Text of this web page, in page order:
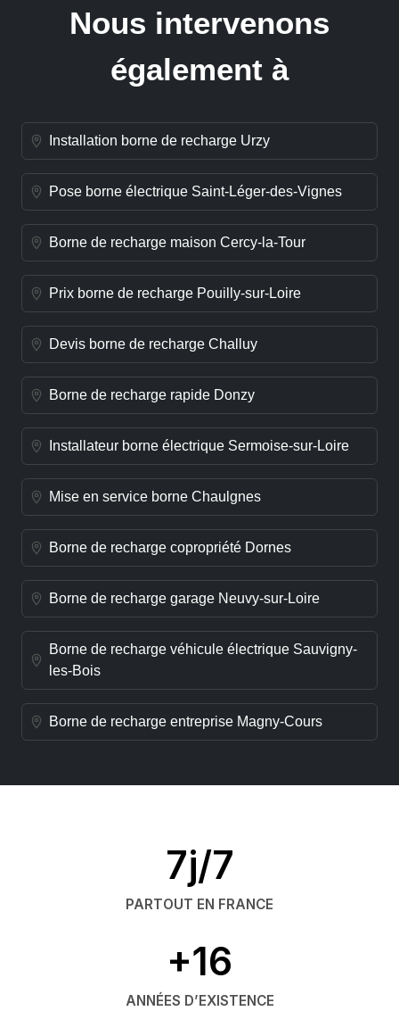
Nous intervenons
également à
Installation borne de recharge Urzy
Pose borne électrique Saint-Léger-des-Vignes
Borne de recharge maison Cercy-la-Tour
Prix borne de recharge Pouilly-sur-Loire
Devis borne de recharge Challuy
Borne de recharge rapide Donzy
Installateur borne électrique Sermoise-sur-Loire
Mise en service borne Chaulgnes
Borne de recharge copropriété Dornes
Borne de recharge garage Neuvy-sur-Loire
Borne de recharge véhicule électrique Sauvigny-
les-Bois
Borne de recharge entreprise Magny-Cours
7j/7
PARTOUT EN FRANCE
+16
ANNÉES D’EXISTENCE